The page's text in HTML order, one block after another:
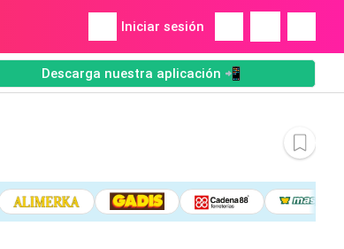
Iniciar sesión
Descarga nuestra aplicación 📲